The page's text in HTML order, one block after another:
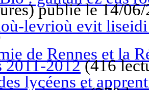
)publié le 14/
levrioù evit
de Rennes et la
2011-2012(416
lycéens et